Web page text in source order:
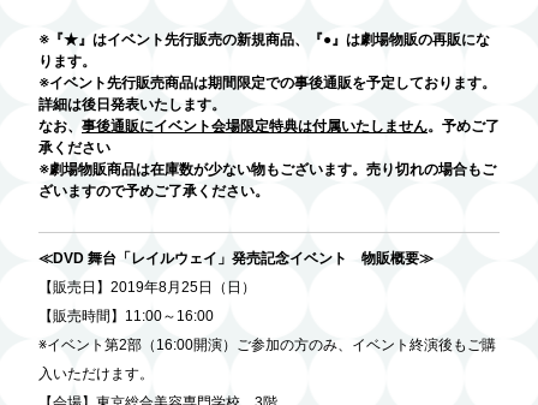
※『★』はイベント先行販売の新規商品、『●』は劇場物販の再販にな
ります。
※イベント先行販売商品は期間限定での事後通販を予定しております。
詳細は後日発表いたします。
なお、 事後通販にイベント会場限定特典は付属いたしません。予めご了
承ください
※劇場物販商品は在庫数が少ない物もございます。売り切れの場合もご
ざいますので予めご了承ください。
≪DVD 舞台「レイルウェイ」発売記念イベント 物販概要≫
【販売日】2019年8月25日（日）
【販売時間】11:00～16:00
※イベント第2部（16:00開演）ご参加の方のみ、イベント終演後もご購
入いただけます。